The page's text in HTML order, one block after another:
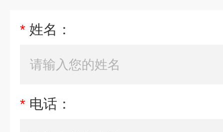
* 姓名：
* 电话：